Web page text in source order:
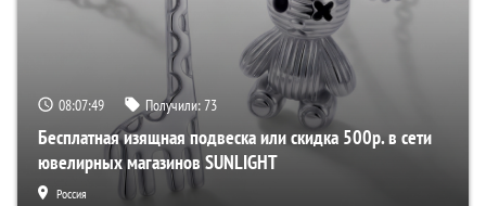
08:07:48 Получили:73
Бесплатная изящная подвеска или скидка 500р. в сети
ювелирных магазинов SUNLIGHT
Россия